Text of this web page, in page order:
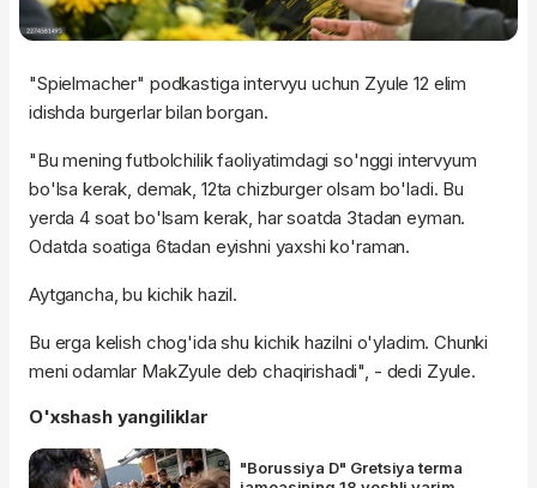
"Spielmacher" podkastiga intervyu uchun Zyule 12 elim
idishda burgerlar bilan borgan.
"Bu mening futbolchilik faoliyatimdagi so'nggi intervyum
bo'lsa kerak, demak, 12ta chizburger olsam bo'ladi. Bu
yerda 4 soat bo'lsam kerak, har soatda 3tadan eyman.
Odatda soatiga 6tadan eyishni yaxshi ko'raman.
Aytgancha, bu kichik hazil.
Bu erga kelish chog'ida shu kichik hazilni o'yladim. Chunki
meni odamlar MakZyule deb chaqirishadi", - dedi Zyule.
O'xshash yangiliklar
"Borussiya D" Gretsiya terma